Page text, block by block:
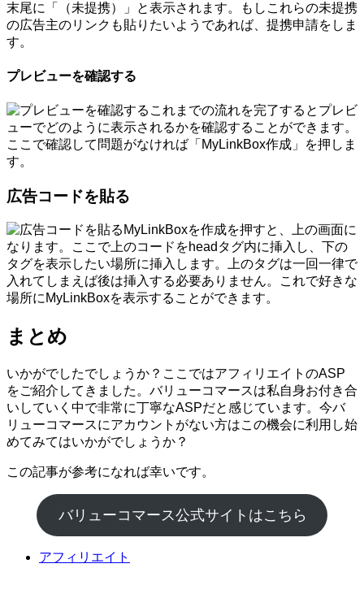
末尾に「（未提携）」と表示されます。もしこれらの未提携
の広告主のリンクも貼りたいようであれば、提携申請をしま
す。
プレビューを確認する
これまでの流れを完了するとプレビ
ューでどのように表示されるかを確認することができます。
ここで確認して問題がなければ「MyLinkBox作成」を押しま
す。
広告コードを貼る
MyLinkBoxを作成を押すと、上の画面に
なります。ここで上のコードをheadタグ内に挿入し、下の
タグを表示したい場所に挿入します。上のタグは一回一律で
入れてしまえば後は挿入する必要ありません。これで好きな
場所にMyLinkBoxを表示することができます。
まとめ
いかがでしたでしょうか？ここではアフィリエイトのASP
をご紹介してきました。バリューコマースは私自身お付き合
いしていく中で非常に丁寧なASPだと感じています。今バ
リューコマースにアカウントがない方はこの機会に利用し始
めてみてはいかがでしょうか？
この記事が参考になれば幸いです。
バリューコマース公式サイトはこちら
アフィリエイト